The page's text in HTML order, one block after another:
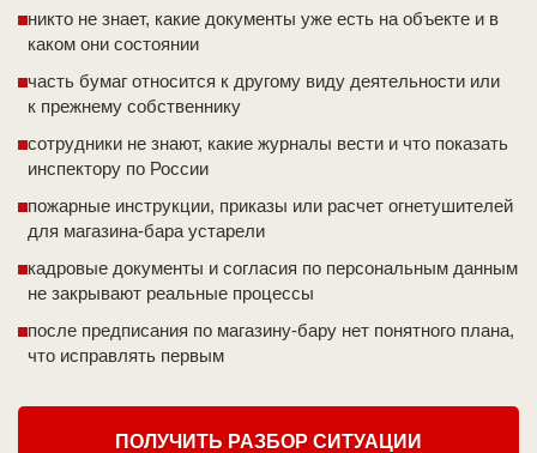
никто не знает, какие документы уже есть на объекте и в
каком они состоянии
часть бумаг относится к другому виду деятельности или
к прежнему собственнику
сотрудники не знают, какие журналы вести и что показать
инспектору по России
пожарные инструкции, приказы или расчет огнетушителей
для магазина-бара устарели
кадровые документы и согласия по персональным данным
не закрывают реальные процессы
после предписания по магазину-бару нет понятного плана,
что исправлять первым
ПОЛУЧИТЬ РАЗБОР СИТУАЦИИ